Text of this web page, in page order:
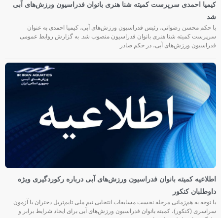
کیمیا احمدی سرپرست کمیته شنا هنری بانوان فدراسیون ورزش‌های آبی
شد
با حکم محسن رضوانی، رئیس فدراسیون ورزش‌های آبی، کیمیا احمدی به عنوان
سرپرست کمیته شنا هنری بانوان فدراسیون منصوب شد. به گزارش روابط عمومی
فدراسیون ورزش‌های آبی، در حکم صادر
اطلاعیه کمیته بانوان فدراسیون ورزش‌های آبی درباره رکوردگیری ویژه
داوطلبان کنکور
با توجه به هم‌زمانی مرحله نخست مسابقات انتخابی تیم ملی تایم‌تریل دختران با آزمون
سراسری (کنکور)، کمیته بانوان فدراسیون ورزش‌های آبی برای ایجاد شرایط برابر و